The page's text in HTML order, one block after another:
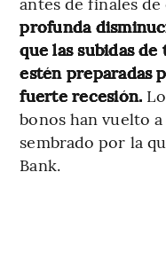
profunda
que las subidas
estén preparadas
fuerte recesión.
bonos han vuelto
sembrado por la
Bank.